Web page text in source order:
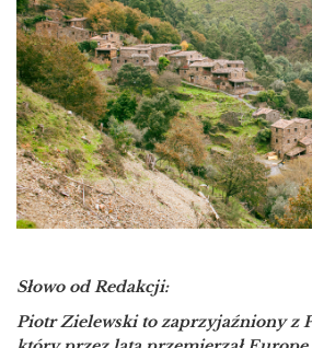
Słowo od Redakcji:
Piotr Zielewski to zaprzyjaźniony z